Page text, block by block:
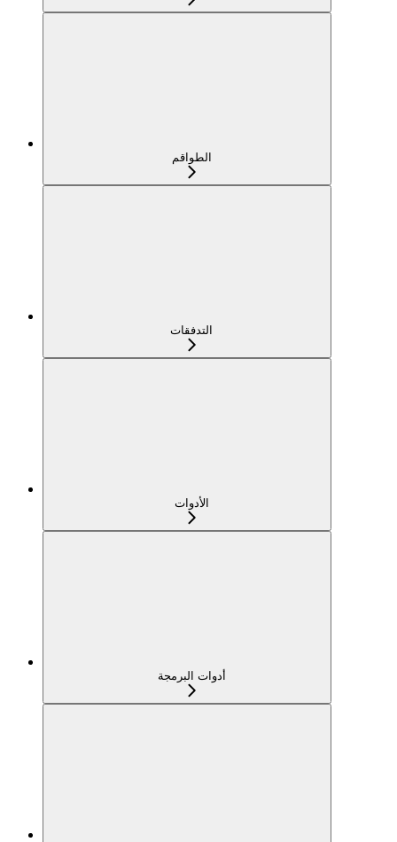
الطواقم
التدفقات
الأدوات
أدوات البرمجة